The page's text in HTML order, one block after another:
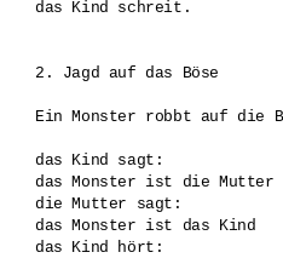
das Kind schreit.
2. Jagd auf das Böse
Ein Monster robbt auf die
das Kind sagt:
das Monster ist die Mutter
die Mutter sagt:
das Monster ist das Kind
das Kind hört: